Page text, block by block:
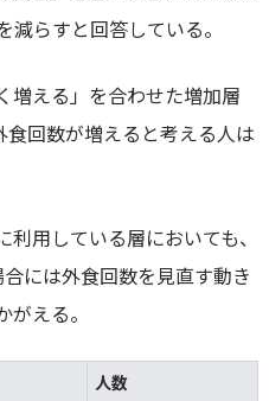
らすと回答している。
増える」を合わせた増加層
回数が増えると考える人は
用している層においても、
には外食回数を見直す動き
える。
人数